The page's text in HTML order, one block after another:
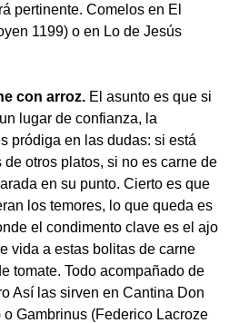
pertinente. Comelos en El
1199) o en Lo de Jesús
con arroz. El asunto es que si
lugar de confianza, la
pródiga en las dudas: si está
de otros platos, si no es carne de
en su punto. Cierto es que
los temores, lo que queda es
el condimento clave es el ajo
vida a estas bolitas de carne
tomate. Todo acompañado de
Así las sirven en Cantina Don
Gambrinus (Federico Lacroze